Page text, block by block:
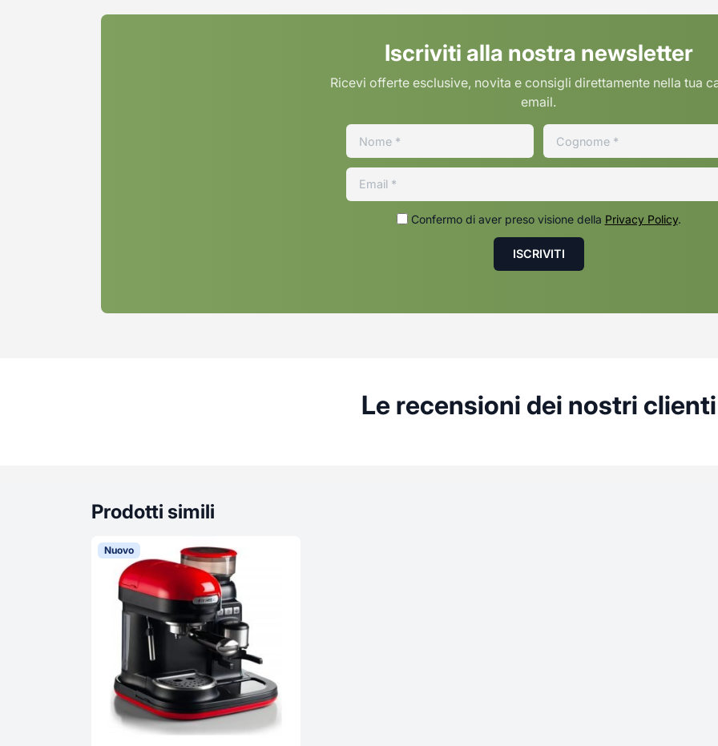
Iscriviti alla nostra newsletter
Ricevi offerte esclusive, novita e consigli direttamente nella tua
email.
Confermo di aver preso visione della Privacy Policy.
Le recensioni dei nostri clienti
Prodotti simili
Nuovo